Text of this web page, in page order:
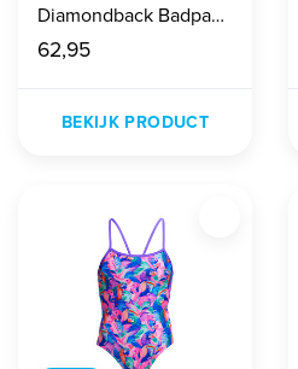
Diamondback Badpak
Dames
62,95
BEKIJK PRODUCT